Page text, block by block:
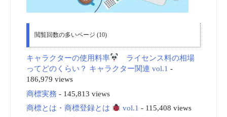
閲覧回数の多いページ (10)
キャラクターの使用料率
ライセンス料の相場
ってどのくらい？ キャラクター関連 vol.1 -
186,979 views
商標実務 - 145,813 views
商標とは・商標登録とは
vol.1 - 115,408 views